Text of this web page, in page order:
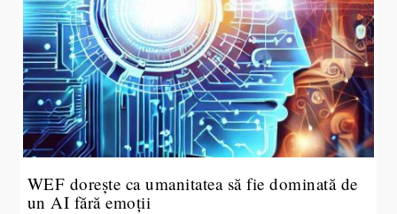
WEF dorește ca umanitatea să fie dominată de
un AI fără emoții